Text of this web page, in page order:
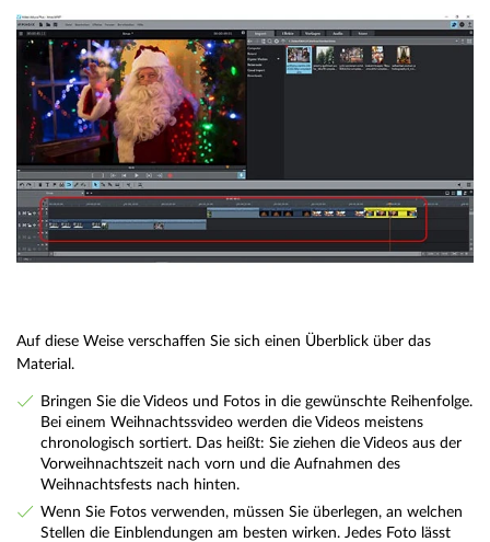
Auf diese Weise verschaffen Sie sich einen Überblick über das
Material.
Bringen Sie die Videos und Fotos in die gewünschte Reihenfolge.
Bei einem Weihnachtssvideo werden die Videos meistens
chronologisch sortiert. Das heißt: Sie ziehen die Videos aus der
Vorweihnachtszeit nach vorn und die Aufnahmen des
Weihnachtsfests nach hinten.
Wenn Sie Fotos verwenden, müssen Sie überlegen, an welchen
Stellen die Einblendungen am besten wirken. Jedes Foto lässt